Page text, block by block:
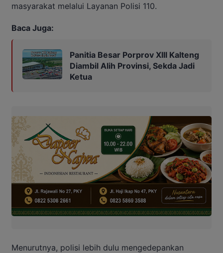
masyarakat melalui Layanan Polisi 110.
Baca Juga:
Panitia Besar Porprov Xlll Kalteng
Diambil Alih Provinsi, Sekda Jadi
Ketua
Menurutnya, polisi lebih dulu mengedepankan